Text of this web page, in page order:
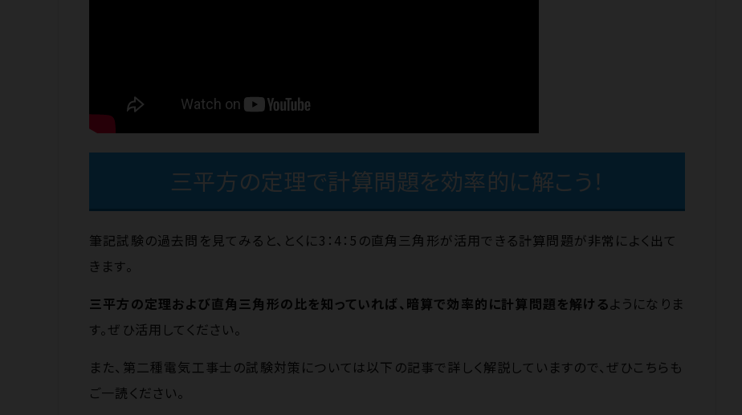
三平方の定理で計算問題を効率的に解こう！
筆記試験の過去問を見てみると、とくに3：4：5の直角三角形が活用できる計算問題が非常によく出て
きます。
三平方の定理および直角三角形の比を知っていれば、暗算で効率的に計算問題を解けるようになりま
す。ぜひ活用してください。
また、第二種電気工事士の試験対策については以下の記事で詳しく解説していますので、ぜひこちらも
ご一読ください。